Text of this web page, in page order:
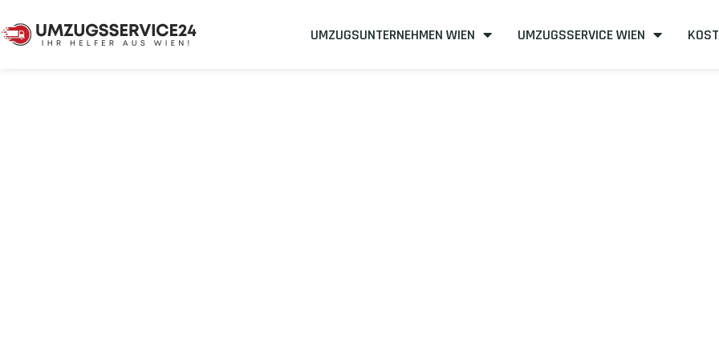
UMZUGSUNTERNEHMEN WIEN UMZUGSSERVICE WIEN